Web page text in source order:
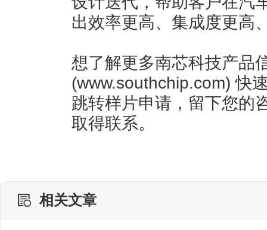
出效率更高、集成度更高
想了解更多南芯科技产品
(www.southchip.com) 快
跳转样片申请，留下您的
取得联系。
相关文章